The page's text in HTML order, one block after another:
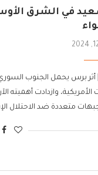
في الشرق
برس يحمل الجنوب السوري
الأمريكية، وازدادت
متعددة ضد الاحتلال